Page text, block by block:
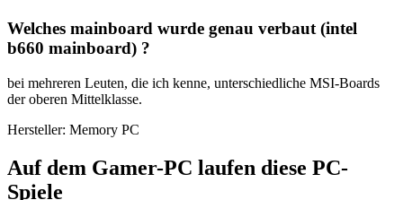
Welches mainboard wurde genau verbaut (intel
b660 mainboard) ?
bei mehreren Leuten, die ich kenne, unterschiedliche MSI-Boards
der oberen Mittelklasse.
Hersteller: Memory PC
Auf dem Gamer-PC laufen diese PC-
Spiele